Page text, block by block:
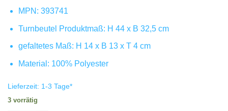
MPN: 393741
Turnbeutel Produktmaß: H 44 x B 32,5 cm
gefaltetes Maß: H 14 x B 13 x T 4 cm
Material: 100% Polyester
Lieferzeit: 1-3 Tage*
3 vorrätig